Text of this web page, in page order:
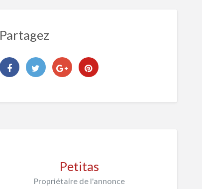
Partagez
Petitas
Propriétaire de l'annonce